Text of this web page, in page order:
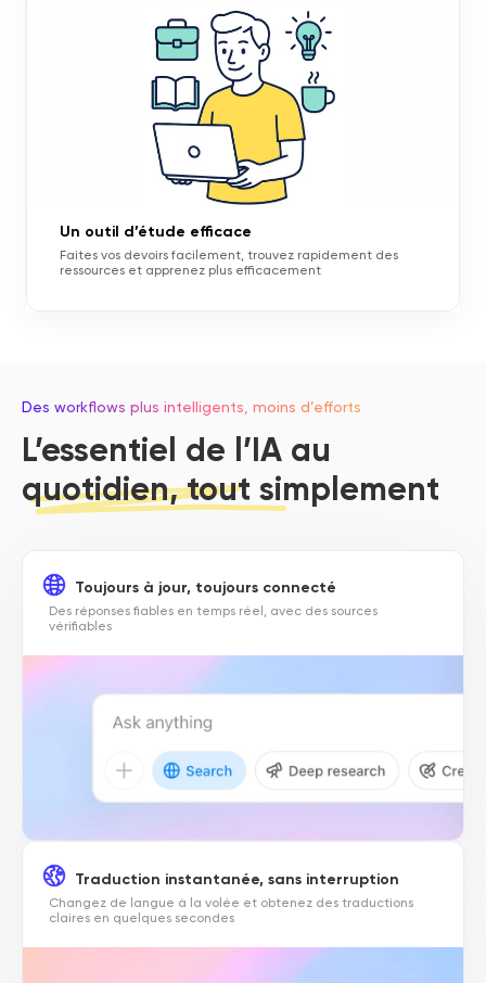
Un outil d’étude efficace
Faites vos devoirs facilement, trouvez rapidement des
ressources et apprenez plus efficacement
Des workflows plus intelligents, moins d’efforts
L’essentiel de l’IA au
quotidien, tout simplement
Toujours à jour, toujours connecté
Des réponses fiables en temps réel, avec des sources
vérifiables
Traduction instantanée, sans interruption
Changez de langue à la volée et obtenez des traductions
claires en quelques secondes